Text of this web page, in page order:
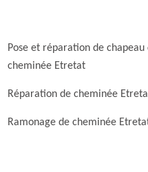
Pose et réparation de chapeau
cheminée Etretat
Réparation de cheminée
Ramonage de cheminée